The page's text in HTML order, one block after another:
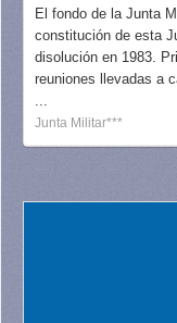
El fondo de la Junta
constitución de esta
disolución en 1983.
reuniones llevadas a
...
Junta Militar***